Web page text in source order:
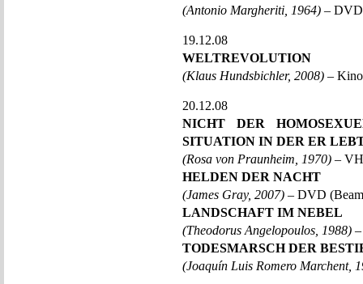
(Antonio Margheriti, 1964) –
19.12.08
WELTREVOLUTION
(Klaus Hundsbichler, 2008) –
20.12.08
NICHT DER
SITUATION IN DER ER
(Rosa von Praunheim, 1970) –
HELDEN DER NACHT
(James Gray, 2007) – DVD
LANDSCHAFT IM NEBEL
(Theodorus Angelopoulos, 1988)
TODESMARSCH DER
(Joaquín Luis Romero Marchent,